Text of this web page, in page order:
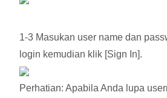
1-3 Masukan user name dan
login kemudian klik [Sign In].
Perhatian: Apabila Anda lupa